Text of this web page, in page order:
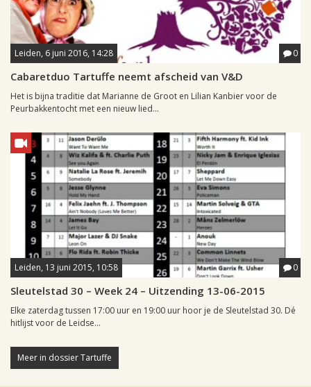
Leiden, 6 juni 2016, 14:28 0
Cabaretduo Tartuffe neemt afscheid van V&D
Het is bijna traditie dat Marianne de Groot en Lilian Kanbier voor de
Peurbakkentocht met een nieuw lied...
Leiden, 13 juni 2015, 10:58 0
Sleutelstad 30 – Week 24 – Uitzending 13-06-2015
Elke zaterdag tussen 17:00 uur en 19:00 uur hoor je de Sleutelstad 30. Dé
hitlijst voor de Leidse...
Meer in dossier Tartuffe